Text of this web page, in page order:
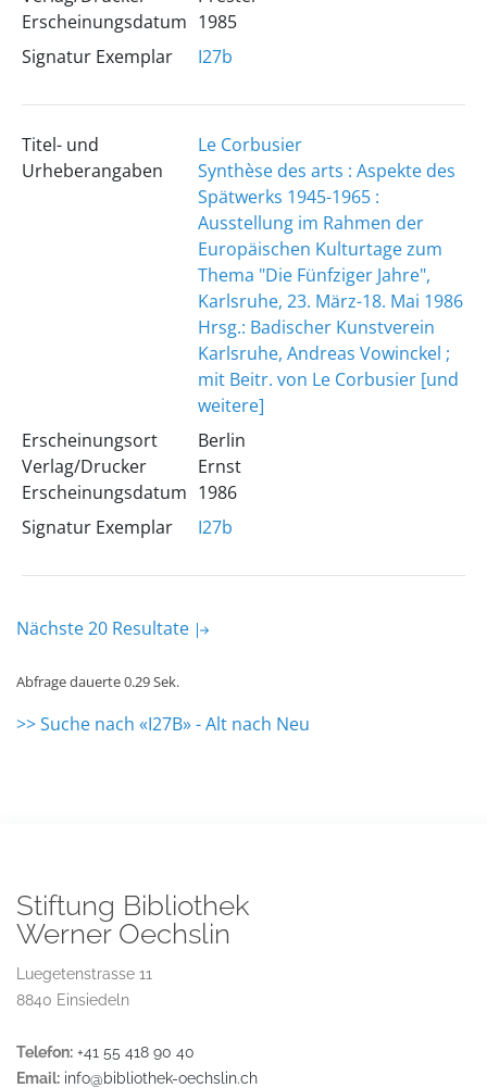
Erscheinungsdatum 1985
Signatur Exemplar
I27b
Titel- und
Urheberangaben
Le Corbusier
Synthèse des arts : Aspekte des
Spätwerks 1945-1965 :
Ausstellung im Rahmen der
Europäischen Kulturtage zum
Thema "Die Fünfziger Jahre",
Karlsruhe, 23. März-18. Mai 1986
Hrsg.: Badischer Kunstverein
Karlsruhe, Andreas Vowinckel ;
mit Beitr. von Le Corbusier [und
weitere]
Erscheinungsort
Verlag/Drucker
Erscheinungsdatum
Berlin
Ernst
1986
Signatur Exemplar
I27b
Nächste 20 Resultate
Abfrage dauerte 0.29 Sek.
>> Suche nach «I27B» - Alt nach Neu
Stiftung Bibliothek
Werner Oechslin
Luegetenstrasse 11
8840 Einsiedeln
Telefon: +41 55 418 90 40
Email: info@bibliothek-oechslin.ch